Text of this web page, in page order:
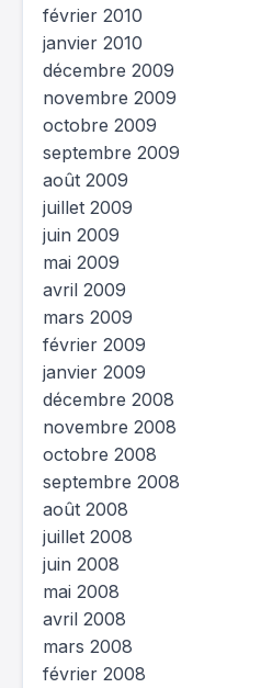
février 2010
janvier 2010
décembre 2009
novembre 2009
octobre 2009
septembre 2009
août 2009
juillet 2009
juin 2009
mai 2009
avril 2009
mars 2009
février 2009
janvier 2009
décembre 2008
novembre 2008
octobre 2008
septembre 2008
août 2008
juillet 2008
juin 2008
mai 2008
avril 2008
mars 2008
février 2008